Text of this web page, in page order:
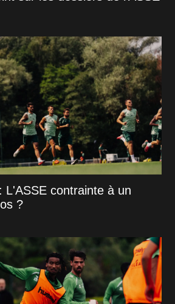
L'ASSE contrainte à un
?